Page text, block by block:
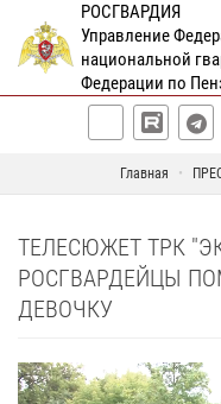
РОСГВАРДИЯ
Управление
национальной
Федерации по
Главная
ТЕЛЕСЮЖЕТ ТРК
РОСГВАРДЕЙЦЫ
ДЕВОЧКУ